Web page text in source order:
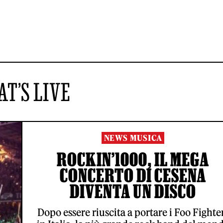
LIVE
NEWS MUSICA
ROCKIN’1000, IL MEGA
CONCERTO DI CESENA
DIVENTA UN DISCO
Dopo essere riuscita a portare i Foo